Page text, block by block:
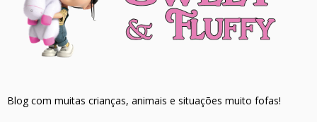
Blog com muitas crianças, animais e situações muito fofas!